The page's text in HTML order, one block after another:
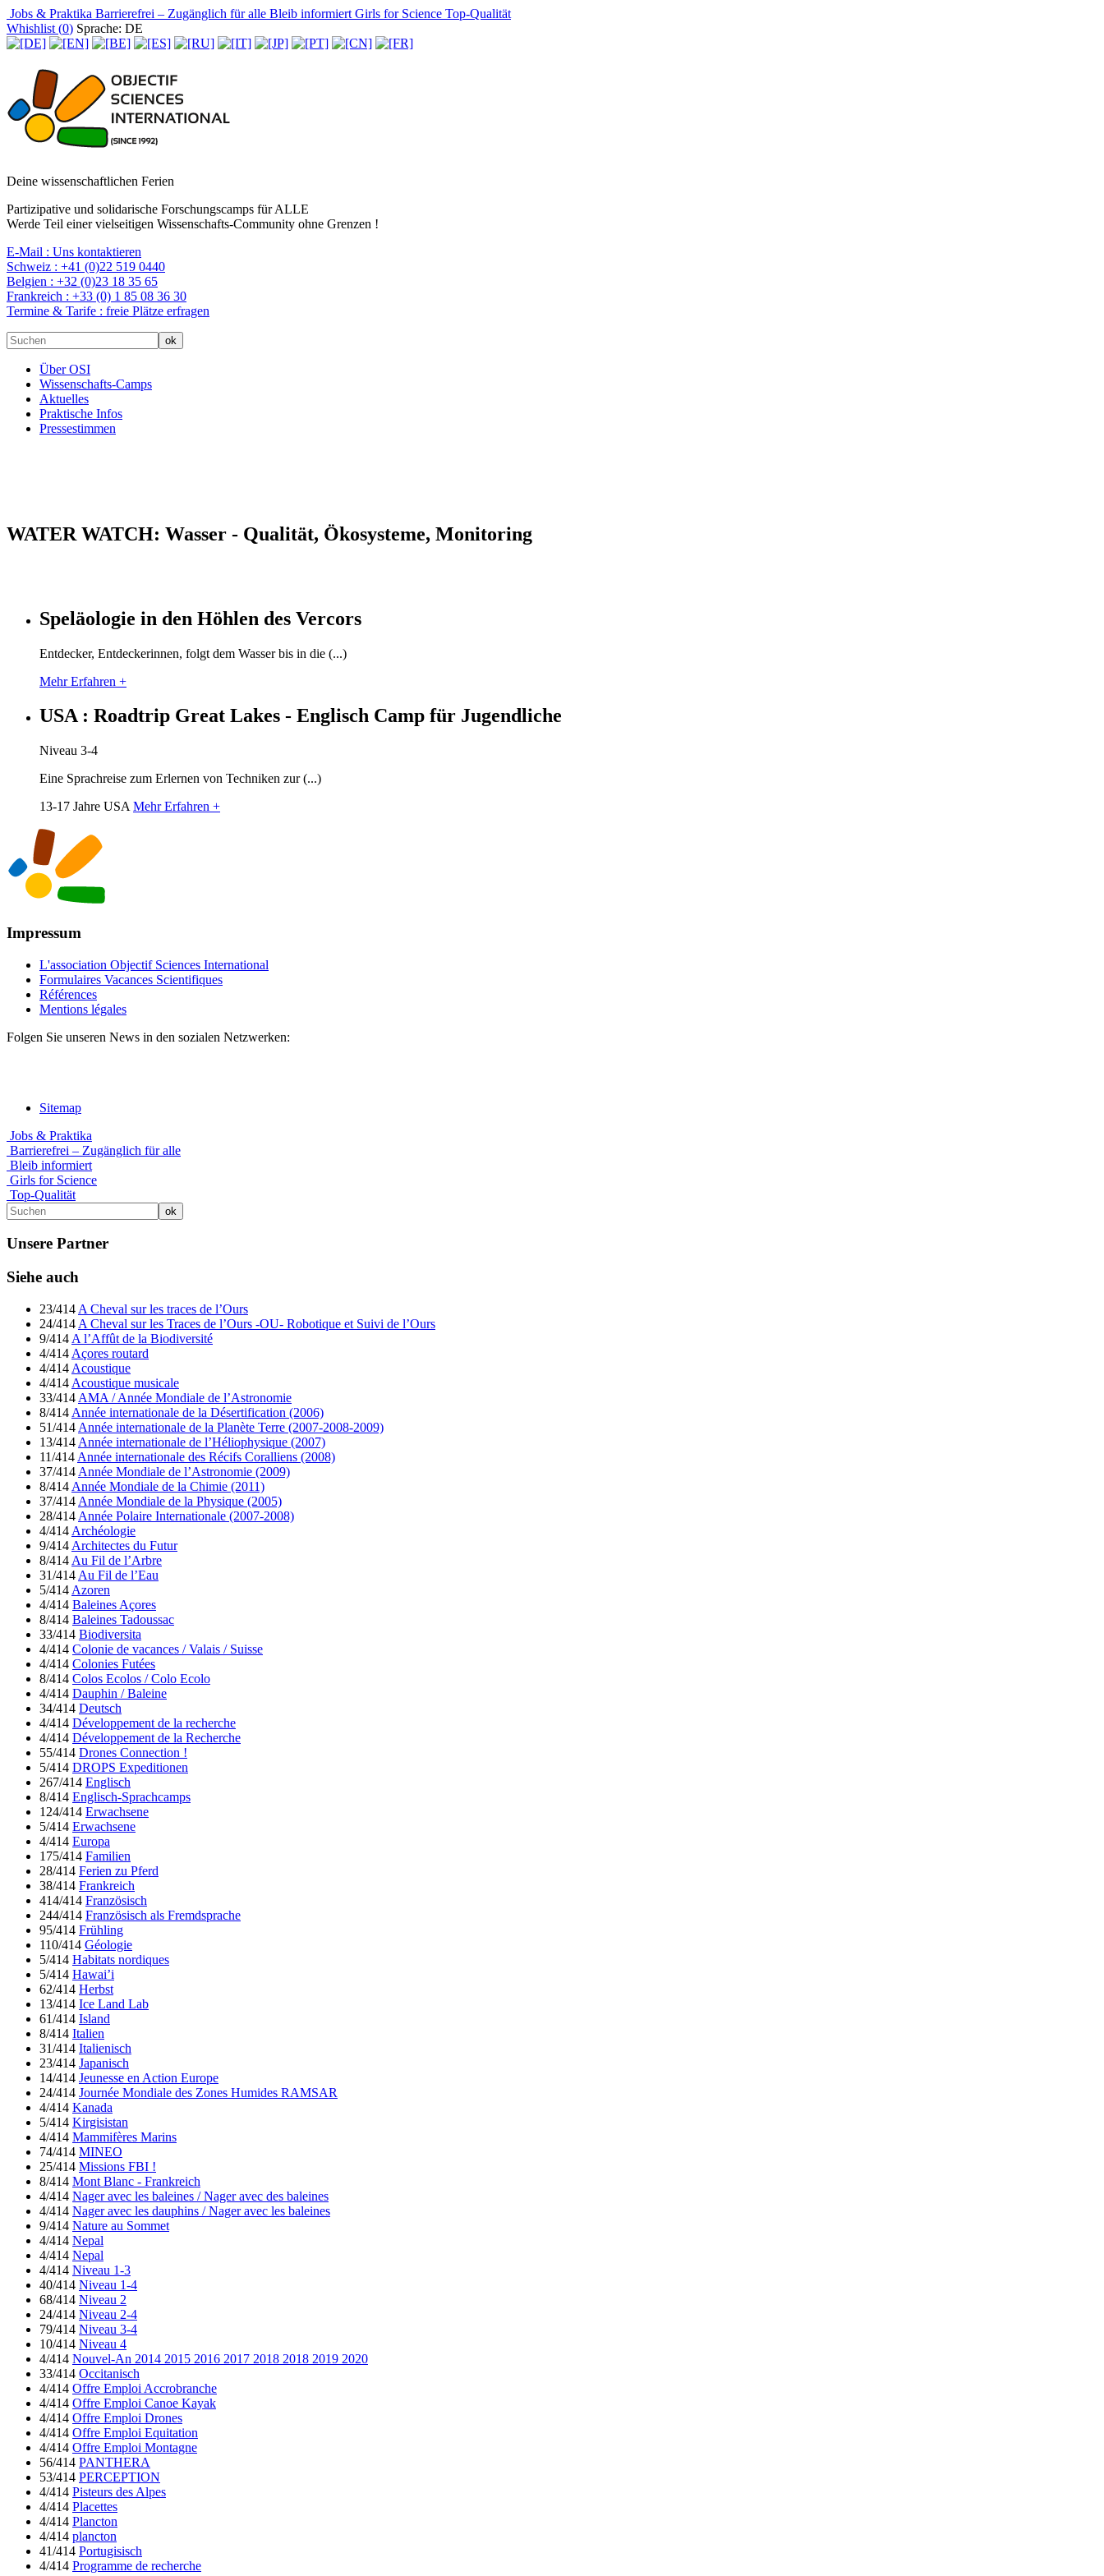
Jobs & Praktika Barrierefrei – Zugänglich für alle Bleib informiert Girls for Science Top-Qualität
Whishlist (0) Sprache: DE
Deine wissenschaftlichen Ferien
Partizipative und solidarische Forschungscamps für ALLE
Werde Teil einer vielseitigen Wissenschafts-Community ohne Grenzen !
E-Mail : Uns kontaktieren
Schweiz : +41 (0)22 519 0440
Belgien : +32 (0)23 18 35 65
Frankreich : +33 (0) 1 85 08 36 30
Termine & Tarife : freie Plätze erfragen
Über OSI
Wissenschafts-Camps
Aktuelles
Praktische Infos
Pressestimmen
WATER WATCH: Wasser - Qualität, Ökosysteme, Monitoring
Speläologie in den Höhlen des Vercors
Entdecker, Entdeckerinnen, folgt dem Wasser bis in die (...)
Mehr Erfahren +
USA : Roadtrip Great Lakes - Englisch Camp für Jugendliche
Niveau 3-4
Eine Sprachreise zum Erlernen von Techniken zur (...)
13-17 Jahre USA Mehr Erfahren +
Impressum
L'association Objectif Sciences International
Formulaires Vacances Scientifiques
Références
Mentions légales
Folgen Sie unseren News in den sozialen Netzwerken:
Sitemap
Jobs & Praktika
Barrierefrei – Zugänglich für alle
Bleib informiert
Girls for Science
Top-Qualität
Unsere Partner
Siehe auch
23/414 A Cheval sur les traces de l’Ours
24/414 A Cheval sur les Traces de l’Ours -OU- Robotique et Suivi de l’Ours
9/414 A l’Affût de la Biodiversité
4/414 Açores routard
4/414 Acoustique
4/414 Acoustique musicale
33/414 AMA / Année Mondiale de l’Astronomie
8/414 Année internationale de la Désertification (2006)
51/414 Année internationale de la Planète Terre (2007-2008-2009)
13/414 Année internationale de l’Héliophysique (2007)
11/414 Année internationale des Récifs Coralliens (2008)
37/414 Année Mondiale de l’Astronomie (2009)
8/414 Année Mondiale de la Chimie (2011)
37/414 Année Mondiale de la Physique (2005)
28/414 Année Polaire Internationale (2007-2008)
4/414 Archéologie
9/414 Architectes du Futur
8/414 Au Fil de l’Arbre
31/414 Au Fil de l’Eau
5/414 Azoren
4/414 Baleines Açores
8/414 Baleines Tadoussac
33/414 Biodiversita
4/414 Colonie de vacances / Valais / Suisse
4/414 Colonies Futées
8/414 Colos Ecolos / Colo Ecolo
4/414 Dauphin / Baleine
34/414 Deutsch
4/414 Développement de la recherche
4/414 Développement de la Recherche
55/414 Drones Connection !
5/414 DROPS Expeditionen
267/414 Englisch
8/414 Englisch-Sprachcamps
124/414 Erwachsene
5/414 Erwachsene
4/414 Europa
175/414 Familien
28/414 Ferien zu Pferd
38/414 Frankreich
414/414 Französisch
244/414 Französisch als Fremdsprache
95/414 Frühling
110/414 Géologie
5/414 Habitats nordiques
5/414 Hawai’i
62/414 Herbst
13/414 Ice Land Lab
61/414 Island
8/414 Italien
31/414 Italienisch
23/414 Japanisch
14/414 Jeunesse en Action Europe
24/414 Journée Mondiale des Zones Humides RAMSAR
4/414 Kanada
5/414 Kirgisistan
4/414 Mammifères Marins
74/414 MINEO
25/414 Missions FBI !
8/414 Mont Blanc - Frankreich
4/414 Nager avec les baleines / Nager avec des baleines
4/414 Nager avec les dauphins / Nager avec les baleines
9/414 Nature au Sommet
4/414 Nepal
4/414 Nepal
4/414 Niveau 1-3
40/414 Niveau 1-4
68/414 Niveau 2
24/414 Niveau 2-4
79/414 Niveau 3-4
10/414 Niveau 4
4/414 Nouvel-An 2014 2015 2016 2017 2018 2018 2019 2020
33/414 Occitanisch
4/414 Offre Emploi Accrobranche
4/414 Offre Emploi Canoe Kayak
4/414 Offre Emploi Drones
4/414 Offre Emploi Equitation
4/414 Offre Emploi Montagne
56/414 PANTHERA
53/414 PERCEPTION
4/414 Pisteurs des Alpes
4/414 Placettes
4/414 Plancton
4/414 plancton
41/414 Portugisisch
4/414 Programme de recherche